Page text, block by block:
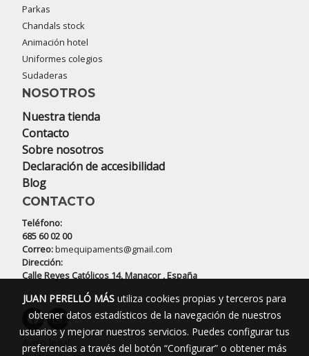
Parkas
Chandals stock
Animación hotel
Uniformes colegios
Sudaderas
NOSOTROS
Nuestra tienda
Contacto
Sobre nosotros
Declaración de accesibilidad
Blog
CONTACTO
Teléfono:
685 60 02 00
Correo:bmequipaments@gmail.com
Dirección:
Calle Reyes Católicos 14, Manacor , España
Aviso legal
JUAN PERELLÓ MÁS utiliza cookies propias y terceros para
obtener datos estadísticos de la navegación de nuestros
usuarios y mejorar nuestros servicios. Puedes configurar tus
preferencias a través del botón “Configurar” o obtener más